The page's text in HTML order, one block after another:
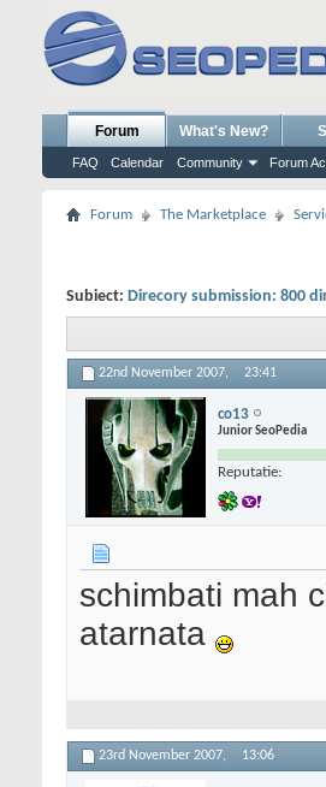
Forum
FAQ Calendar Community Forum
What's New?
Forum The Marketplace
Subiect: Direcory submission: 800
22nd November 2007, 23:41
co13
Junior SeoPedia
Reputatie:
schimbati mah
atarnata
23rd November 2007, 13:06